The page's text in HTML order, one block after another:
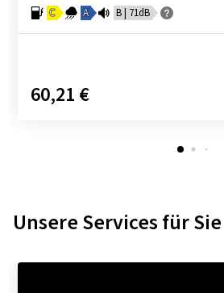
C A B | 71dB
60,21 €
Unsere Services für Sie